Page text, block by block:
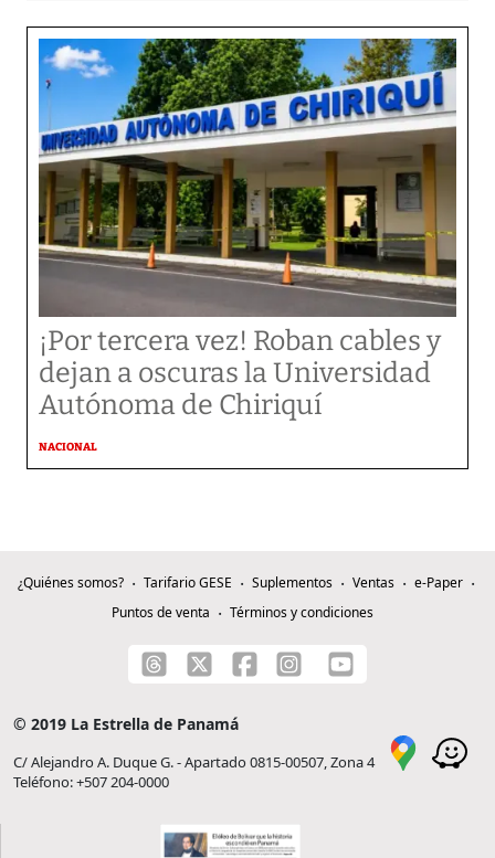
¡Por tercera vez! Roban cables y
dejan a oscuras la Universidad
Autónoma de Chiriquí
NACIONAL
¿Quiénes somos? Tarifario GESE Suplementos Ventas
e-Paper
Puntos de venta
Términos y condiciones
© 2019 La Estrella de Panamá
C/ Alejandro A. Duque G. - Apartado 0815-00507, Zona 4
Teléfono: +507 204-0000